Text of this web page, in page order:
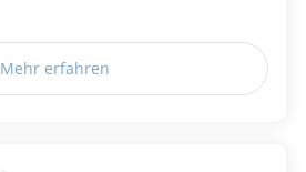
Mehr erfahren